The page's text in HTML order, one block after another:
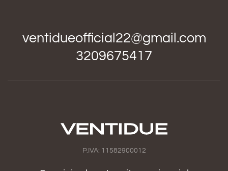
ventidueofficial22@gmail.com
3209675417
P.IVA: 11582900012